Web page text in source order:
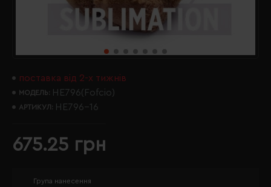
поставка від 2-х тижнів
МОДЕЛЬ: HE796(Fofcio)
АРТИКУЛ: HE796-16
675.25 грн
Група нанесення